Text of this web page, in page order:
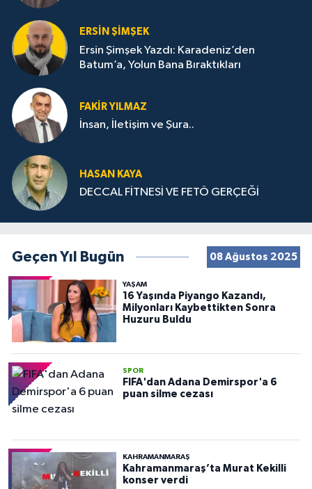
ERSIN ŞIMŞEK
Ersin Şimşek Yazdı: Karadeniz’den
Batum’a, Yolun Bana Bıraktıkları
FAKIR YILMAZ
İnsan, İletişim ve Şura..
HASAN KAYA
DECCAL FİTNESİ VE FETÖ GERÇEĞİ
Geçen Yıl Bugün 08 Ağustos 2025
YAŞAM
16 Yaşında Piyango Kazandı,
Milyonları Kaybettikten Sonra
Huzuru Buldu
SPOR
FIFA'dan Adana Demirspor'a 6
puan silme cezası
KAHRAMANMARAŞ
Kahramanmaraş’ta Murat Kekilli
konser verdi